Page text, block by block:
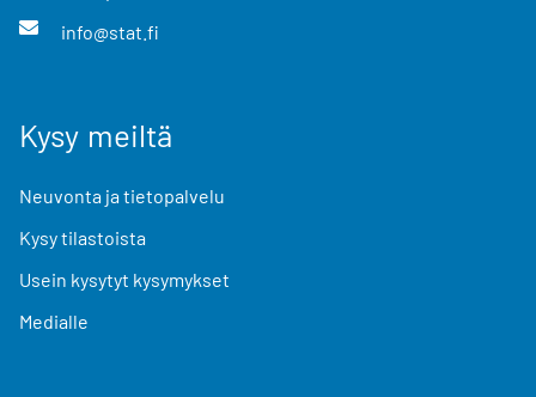
info@stat.fi
Kysy meiltä
Neuvonta ja tietopalvelu
Kysy tilastoista
Usein kysytyt kysymykset
Medialle